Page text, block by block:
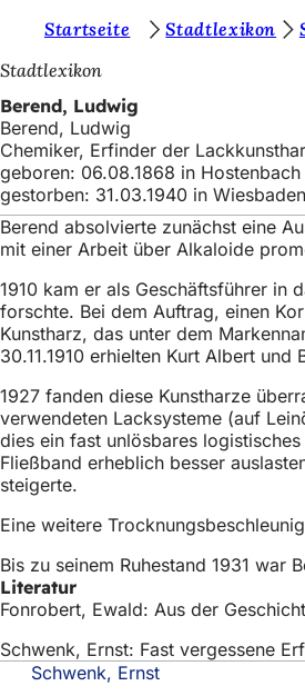
Inhalt anspringen
i
e
b
e
f
i
n
d
e
s
i
c
h
h
i
e
r
Startseite Stadtlexikon
Stadtlexikon
Berend, Ludwig
Berend, Ludwig
Chemiker, Erfinder der
geboren: 06.08.1868 in Hostenbach
gestorben: 31.03.1940 in Wiesbaden
Berend absolvierte zunächst eine
mit einer Arbeit über Alkaloide
1910 kam er als Geschäftsführer in
forschte. Bei dem Auftrag, einen
Kunstharz, das unter dem
30.11.1910 erhielten Kurt Albert
1927 fanden diese Kunstharze
verwendeten Lacksysteme (auf
dies ein fast unlösbares
Fließband erheblich besser
steigerte.
Eine weitere
Bis zu seinem Ruhestand 1931 war
Literatur
Fonrobert, Ewald: Aus der
Schwenk, Ernst: Fast vergessene
Schwenk, Ernst